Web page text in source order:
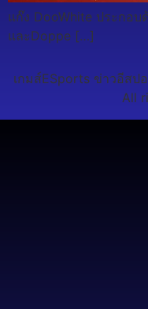
แก๊ง DooWhite ประกอบ
และDoppe […]
เกมส์ESports ข่าวอีสป
All